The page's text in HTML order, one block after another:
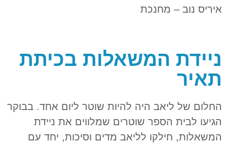
איריס נוב – מחנכת
ניידת המשאלות בכיתת
תאיר
החלום של ליאב היה להיות שוטר ליום אחד. בבוקר
הגיעו לבית הספר שוטרים שמלווים את ניידת
המשאלות, חילקו לליאב מדים וסיכות, יחד עם